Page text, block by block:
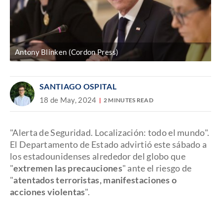
Antony Blinken (Cordon Press)
SANTIAGO OSPITAL
18 de May, 2024 2 MINUTES READ
"Alerta de Seguridad. Localización: todo el mundo".
El Departamento de Estado advirtió este sábado a
los estadounidenses alrededor del globo que
"extremen las precauciones" ante el riesgo de
"atentados terroristas, manifestaciones o
acciones violentas".